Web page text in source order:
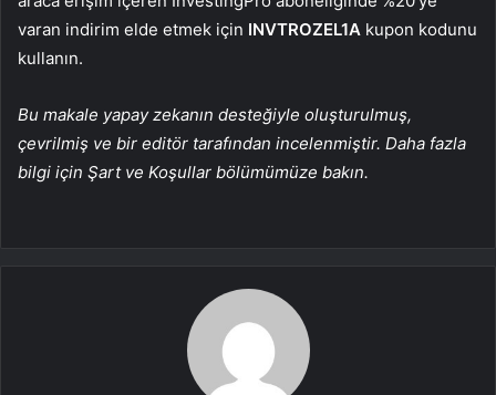
varan indirim elde etmek için INVTROZEL1A kupon kodunu
kullanın.
Bu makale yapay zekanın desteğiyle oluşturulmuş,
çevrilmiş ve bir editör tarafından incelenmiştir. Daha fazla
bilgi için Şart ve Koşullar bölümümüze bakın.